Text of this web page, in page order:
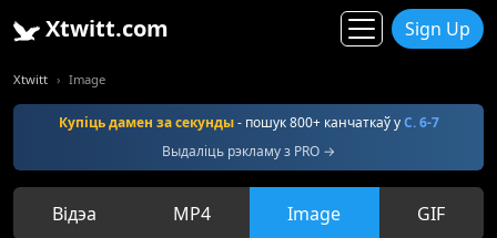
Xtwitt.com Sign Up
Xtwitt Image
Купіць дамен за секунды- пошук 800+ канчаткаў уС. 6-7
Выдаліць рэкламу з PRO →
Відэа MP4 Image GIF